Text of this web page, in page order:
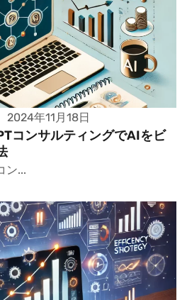
2024年11月18日
コンサルティングでAIをビ
ン...